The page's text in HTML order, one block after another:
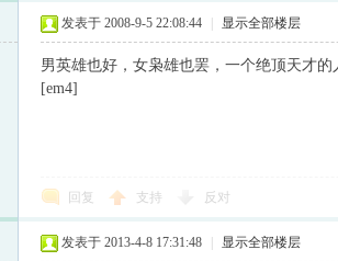
发表于 2008-9-5 22:08:44 显示全部楼层
男英雄也好，女枭雄也罢，一个绝顶天才的
[em4]
回复 支持 反对
发表于 2013-4-8 17:31:48 显示全部楼层